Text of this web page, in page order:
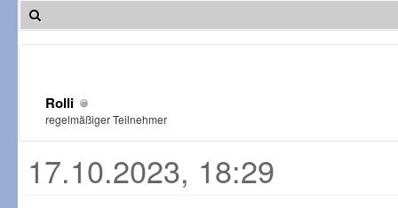
Rolli
regelmäßiger Teilnehmer
17.10.2023, 18:29